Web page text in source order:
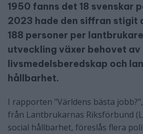
1950 fanns det 18 svenskar
2023 hade den siffran stigit
188 personer per
utveckling växer behovet
livsmedelsberedskap och
hållbarhet.
I rapporten "Världens bästa
från Lantbrukarnas Riksförbund
social hållbarhet, föreslås flera